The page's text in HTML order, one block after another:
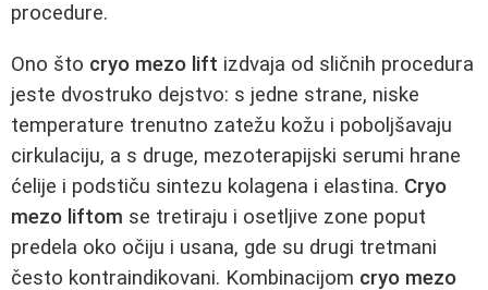
procedure.
Ono što cryo mezo lift izdvaja od sličnih procedura
jeste dvostruko dejstvo: s jedne strane, niske
temperature trenutno zatežu kožu i poboljšavaju
cirkulaciju, a s druge, mezoterapijski serumi hrane
ćelije i podstiču sintezu kolagena i elastina. Cryo
mezo liftom se tretiraju i osetljive zone poput
predela oko očiju i usana, gde su drugi tretmani
često kontraindikovani. Kombinacijom cryo mezo